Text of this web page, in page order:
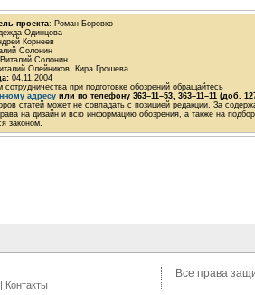
проекта: Роман Боровко
Одинцова
Корнеев
Солонин
Солонин
Олейников, Кира Грошева
04.11.2004
сотрудничества при подготовке обозрений обращайтесь
адресу или по телефону 363–11–53, 363–11–11 (доб.
статей может не совпадать с позицией редакции. За
на дизайн и всю информацию обозрения, а также на
законом.
| Контакты
Все права